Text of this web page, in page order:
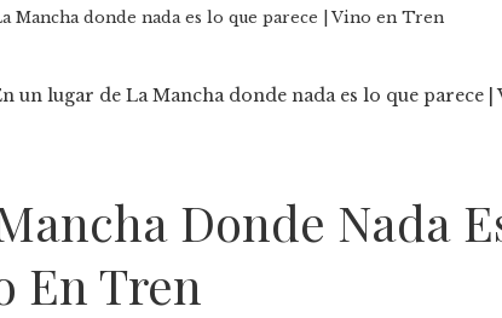
Mancha donde nada es lo que parece | Vino en Tren
Donde Nada
En Tren